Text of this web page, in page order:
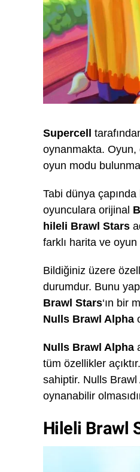
Supercell
oynanmakta. Oyun,
oyun modu
Tabi dünya
oyunculara orijinal
hileli Brawl Stars
farklı harita ve
Bildiğiniz üzere
durumdur. Bunu
Brawl Stars‘ın bir
Nulls Brawl Alpha
Nulls Brawl Alpha
tüm özellikler
sahiptir. Nulls Brawl
oynanabilir
Hileli Brawl